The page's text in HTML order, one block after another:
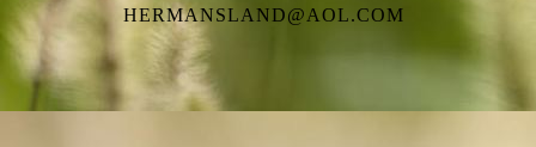
ERMANSLAND@AOL.COM